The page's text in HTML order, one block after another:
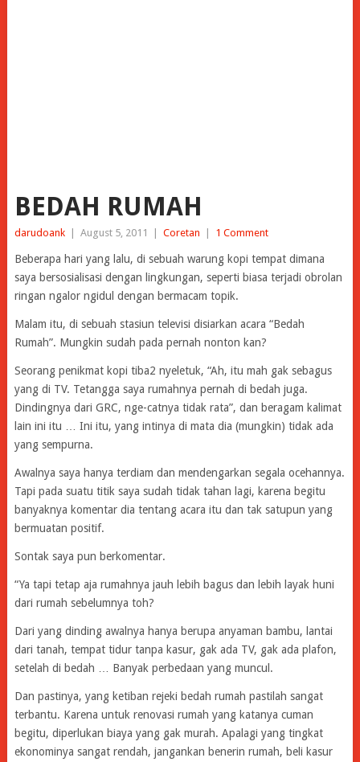
BEDAH RUMAH
darudoank August 5, 2011 Coretan 1 Comment
Beberapa hari yang lalu, di sebuah warung kopi tempat dimana
saya bersosialisasi dengan lingkungan, seperti biasa terjadi obrolan
ringan ngalor ngidul dengan bermacam topik.
Malam itu, di sebuah stasiun televisi disiarkan acara “Bedah
Rumah”. Mungkin sudah pada pernah nonton kan?
Seorang penikmat kopi tiba2 nyeletuk, “Ah, itu mah gak sebagus
yang di TV. Tetangga saya rumahnya pernah di bedah juga.
Dindingnya dari GRC, nge-catnya tidak rata”, dan beragam kalimat
lain ini itu … Ini itu, yang intinya di mata dia (mungkin) tidak ada
yang sempurna.
Awalnya saya hanya terdiam dan mendengarkan segala ocehannya.
Tapi pada suatu titik saya sudah tidak tahan lagi, karena begitu
banyaknya komentar dia tentang acara itu dan tak satupun yang
bermuatan positif.
Sontak saya pun berkomentar.
“Ya tapi tetap aja rumahnya jauh lebih bagus dan lebih layak huni
dari rumah sebelumnya toh?
Dari yang dinding awalnya hanya berupa anyaman bambu, lantai
dari tanah, tempat tidur tanpa kasur, gak ada TV, gak ada plafon,
setelah di bedah … Banyak perbedaan yang muncul.
Dan pastinya, yang ketiban rejeki bedah rumah pastilah sangat
terbantu. Karena untuk renovasi rumah yang katanya cuman
begitu, diperlukan biaya yang gak murah. Apalagi yang tingkat
ekonominya sangat rendah, jangankan benerin rumah, beli kasur